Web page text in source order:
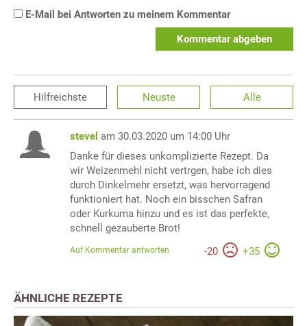
E-Mail bei Antworten zu meinem Kommentar
Kommentar abgeben
Hilfreichste Neuste Alle
stevel am 30.03.2020 um 14:00 Uhr
Danke für dieses unkomplizierte Rezept. Da
wir Weizenmehl nicht vertrgen, habe ich dies
durch Dinkelmehr ersetzt, was hervorragend
funktioniert hat. Noch ein bisschen Safran
oder Kurkuma hinzu und es ist das perfekte,
schnell gezauberte Brot!
-20 +35
Auf Kommentar antworten
ÄHNLICHE REZEPTE